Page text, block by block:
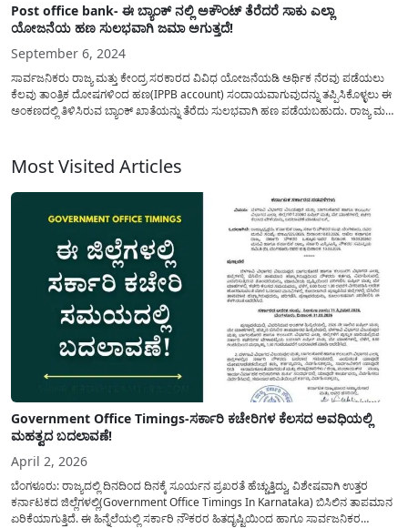
Post office bank- ಈ ಬ್ಯಾಂಕ್ ನಲ್ಲಿ ಅಕೌಂಟ್ ತೆರೆದರೆ ಸಾಕು ಎಲ್ಲಾ
ಯೋಜನೆಯ ಹಣ ಸುಲಭವಾಗಿ ಜಮಾ ಅಗುತ್ತದೆ!
September 6, 2024
ಸಾರ್ವಜನಿಕರು ರಾಜ್ಯ ಮತ್ತು ಕೇಂದ್ರ ಸರಕಾರದ ವಿವಿಧ ಯೋಜನೆಯಡಿ ಅರ್ಥಿಕ ನೆರವು ಪಡೆಯಲು
ಕೆಲವು ತಾಂತ್ರಿಕ ದೋಷಗಳಿಂದ ಹಣ(IPPB account) ಸಂದಾಯವಾಗುವುದನ್ನು ತಪ್ಪಿಸಿಕೊಳ್ಳಲು ಈ
ಅಂಕಣದಲ್ಲಿ ತಿಳಿಸಿರುವ ಬ್ಯಾಂಕ್ ಖಾತೆಯನ್ನು ತೆರೆದು ಸುಲಭವಾಗಿ ಹಣ ಪಡೆಯಬಹುದು. ರಾಜ್ಯ ಮತ್ತು
Most Visited Articles
Government Office Timings-ಸರ್ಕಾರಿ ಕಚೇರಿಗಳ ಕೆಲಸದ ಅವಧಿಯಲ್ಲಿ
ಮಹತ್ವದ ಬದಲಾವಣೆ!
April 2, 2026
ಬೆಂಗಳೂರು: ರಾಜ್ಯದಲ್ಲಿ ದಿನದಿಂದ ದಿನಕ್ಕೆ ಸೂರ್ಯನ ಪ್ರಖರತೆ ಹೆಚ್ಚುತ್ತಿದ್ದು, ವಿಶೇಷವಾಗಿ ಉತ್ತರ
ಕರ್ನಾಟಕದ ಜಿಲ್ಲೆಗಳಲ್ಲಿ(Government Office Timings In Karnataka) ಬಿಸಿಲಿನ ತಾಪಮಾನ
ಏರಿಕೆಯಾಗುತ್ತಿದೆ. ಈ ಹಿನ್ನೆಲೆಯಲ್ಲಿ ಸರ್ಕಾರಿ ನೌಕರರ ಹಿತದೃಷ್ಟಿಯಿಂದ ಹಾಗೂ ಸಾರ್ವಜನಿಕರ